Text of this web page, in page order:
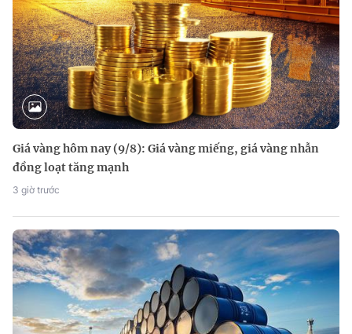
Giá vàng hôm nay (9/8): Giá vàng miếng, giá vàng nhẫn
đồng loạt tăng mạnh
3 giờ trước